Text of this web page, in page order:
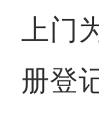
上门
册登